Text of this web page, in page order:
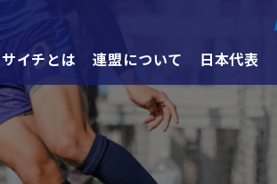
イチとは 連盟について 日本代表